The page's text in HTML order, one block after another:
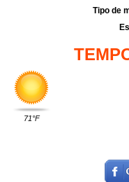
Tipo de
71°F